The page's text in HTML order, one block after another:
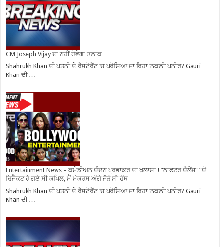
CM Joseph Vijay ਦਾ ਨਹੀਂ ਹੋਵੇਗਾ ਤਲਾਕ
Shahrukh Khan ਦੀ ਪਤਨੀ ਦੇ ਰੈਸਟੋਰੈਂਟ ‘ਚ ਪਰੋਸਿਆ ਜਾ ਰਿਹਾ ‘ਨਕਲੀ’ ਪਨੀਰ? Gauri
Khan ਦੀ …
Entertainment News – ਕਮੇਡੀਅਨ ਚੰਦਨ ਪ੍ਰਭਾਕਰ ਦਾ ਖੁਲਾਸਾ ! ”ਲਾਫਟਰ ਚੈਲੇਂਜ” ”ਚੋਂ
ਰਿਜੈਕਟ ਹੋ ਗਏ ਸੀ ਕਪਿਲ, ਮੈਂ ਮੇਕਰਸ ਅੱਗੇ ਜੋੜੇ ਸੀ ਹੱਥ
Shahrukh Khan ਦੀ ਪਤਨੀ ਦੇ ਰੈਸਟੋਰੈਂਟ ‘ਚ ਪਰੋਸਿਆ ਜਾ ਰਿਹਾ ‘ਨਕਲੀ’ ਪਨੀਰ? Gauri
Khan ਦੀ …